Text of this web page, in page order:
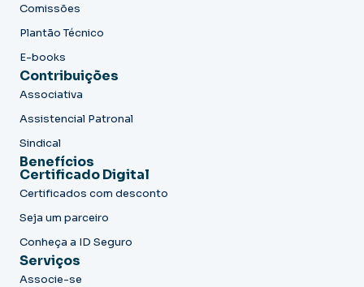
Comissões
Plantão Técnico
E-books
Contribuições
Associativa
Assistencial Patronal
Sindical
Benefícios
Certificado Digital
Certificados com desconto
Seja um parceiro
Conheça a ID Seguro
Serviços
Associe-se